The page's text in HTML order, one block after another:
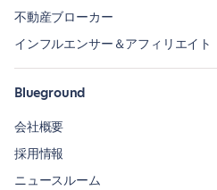
不動産ブローカー
インフルエンサー＆アフィリエイト
Blueground
会社概要
採用情報
ニュースルーム